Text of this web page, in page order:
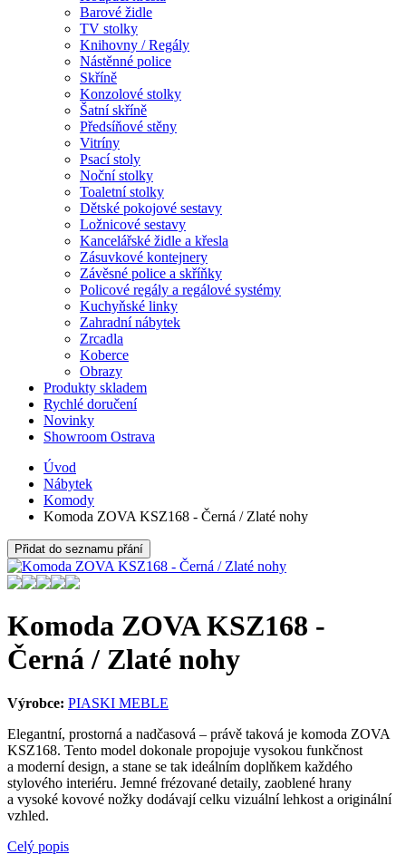
Barové židle
TV stolky
Knihovny / Regály
Nástěnné police
Skříně
Konzolové stolky
Šatní skříně
Předsíňové stěny
Vitríny
Psací stoly
Noční stolky
Toaletní stolky
Dětské pokojové sestavy
Ložnicové sestavy
Kancelářské židle a křesla
Zásuvkové kontejnery
Závěsné police a skříňky
Policové regály a regálové systémy
Kuchyňské linky
Zahradní nábytek
Zrcadla
Koberce
Obrazy
Produkty skladem
Rychlé doručení
Novinky
Showroom Ostrava
Úvod
Nábytek
Komody
Komoda ZOVA KSZ168 - Černá / Zlaté nohy
Přidat do seznamu přání
Komoda ZOVA KSZ168 -
Černá / Zlaté nohy
Výrobce: PIASKI MEBLE
Elegantní, prostorná a nadčasová – právě taková je komoda ZOVA
KSZ168. Tento model dokonale propojuje vysokou funkčnost
a moderní design, a stane se tak ideálním doplňkem každého
stylového interiéru. Jemné frézované detaily, zaoblené hrany
a vysoké kovové nožky dodávají celku vizuální lehkost a originální
vzhled.
Celý popis